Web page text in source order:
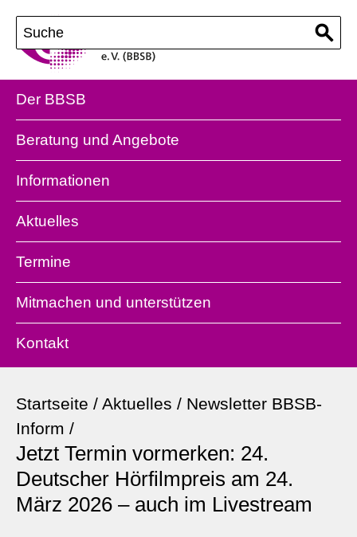
Der BBSB
Beratung und Angebote
Informationen
Aktuelles
Termine
Mitmachen und unterstützen
Kontakt
Startseite / Aktuelles / Newsletter BBSB-
Inform /
Jetzt Termin vormerken: 24.
Deutscher Hörfilmpreis am 24.
März 2026 – auch im Livestream